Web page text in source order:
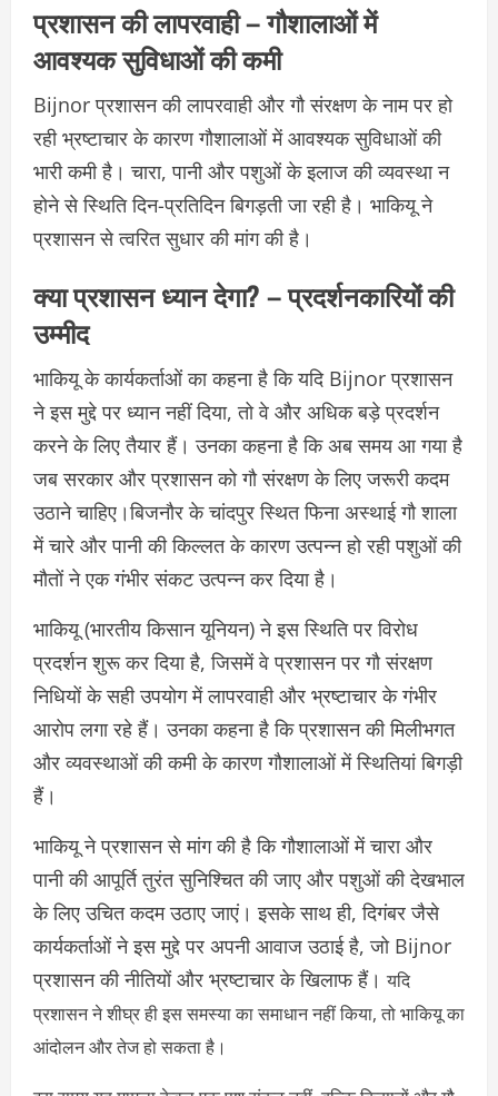
प्रशासन की लापरवाही – गौशालाओं में
आवश्यक सुविधाओं की कमी
Bijnor प्रशासन की लापरवाही और गौ संरक्षण के नाम पर हो
रही भ्रष्टाचार के कारण गौशालाओं में आवश्यक सुविधाओं की
भारी कमी है। चारा, पानी और पशुओं के इलाज की व्यवस्था न
होने से स्थिति दिन-प्रतिदिन बिगड़ती जा रही है। भाकियू ने
प्रशासन से त्वरित सुधार की मांग की है।
क्या प्रशासन ध्यान देगा? – प्रदर्शनकारियों की
उम्मीद
भाकियू के कार्यकर्ताओं का कहना है कि यदि Bijnor प्रशासन
ने इस मुद्दे पर ध्यान नहीं दिया, तो वे और अधिक बड़े प्रदर्शन
करने के लिए तैयार हैं। उनका कहना है कि अब समय आ गया है
जब सरकार और प्रशासन को गौ संरक्षण के लिए जरूरी कदम
उठाने चाहिए।बिजनौर के चांदपुर स्थित फिना अस्थाई गौ शाला
में चारे और पानी की किल्लत के कारण उत्पन्न हो रही पशुओं की
मौतों ने एक गंभीर संकट उत्पन्न कर दिया है।
भाकियू (भारतीय किसान यूनियन) ने इस स्थिति पर विरोध
प्रदर्शन शुरू कर दिया है, जिसमें वे प्रशासन पर गौ संरक्षण
निधियों के सही उपयोग में लापरवाही और भ्रष्टाचार के गंभीर
आरोप लगा रहे हैं। उनका कहना है कि प्रशासन की मिलीभगत
और व्यवस्थाओं की कमी के कारण गौशालाओं में स्थितियां बिगड़ी
हैं।
भाकियू ने प्रशासन से मांग की है कि गौशालाओं में चारा और
पानी की आपूर्ति तुरंत सुनिश्चित की जाए और पशुओं की देखभाल
के लिए उचित कदम उठाए जाएं। इसके साथ ही, दिगंबर जैसे
कार्यकर्ताओं ने इस मुद्दे पर अपनी आवाज उठाई है, जो Bijnor
प्रशासन की नीतियों और भ्रष्टाचार के खिलाफ हैं।यदि
प्रशासन ने शीघ्र ही इस समस्या का समाधान नहीं किया, तो भाकियू का
आंदोलन और तेज हो सकता है।